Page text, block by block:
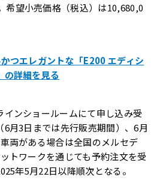
希望小売価格（税込）は10,680,0
つエレガントな「E200 エディシ
の詳細を見る
インショールームにて申し込み受
月3日までは先行販売期間）、6月
両がある場合は全国のメルセデ
トワークを通じても予約注文を受
年5月22日以降順次となる。